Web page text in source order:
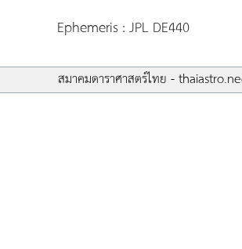
Ephemeris : JPL DE440
สมาคมดาราศาสตร์ไทย -